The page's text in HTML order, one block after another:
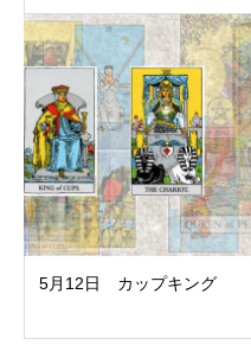
5月12日 カップキング